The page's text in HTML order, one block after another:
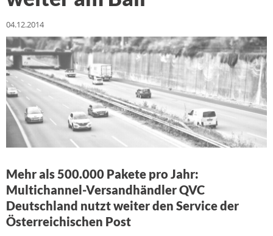
04.12.2014
Mehr als 500.000 Pakete pro Jahr:
Multichannel-Versandhändler QVC
Deutschland nutzt weiter den Service der
Österreichischen Post